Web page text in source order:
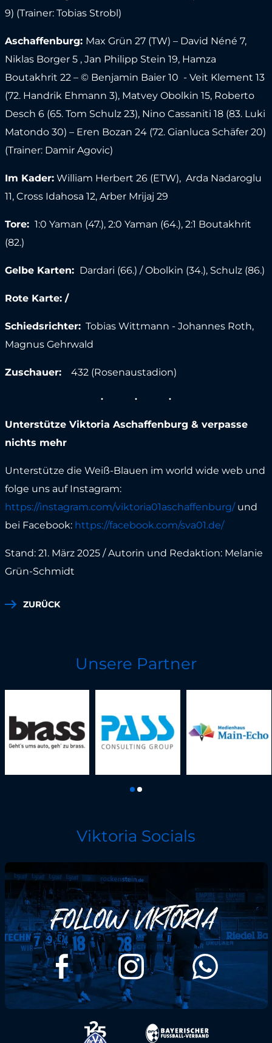
9) (Trainer: Tobias Strobl)
Aschaffenburg: Max Grün 27 (TW) – David Néné 7,
Niklas Borger 5 , Jan Philipp Stein 19, Hamza
Boutakhrit 22 – © Benjamin Baier 10 - Veit Klement 13
(72. Handrik Ehmann 3), Matvey Obolkin 15, Roberto
Desch 6 (65. Tom Schulz 23), Nino Cassaniti 18 (83. Luki
Matondo 30) – Eren Bozan 24 (72. Gianluca Schäfer 20)
(Trainer: Damir Agovic)
Im Kader:William Herbert 26 (ETW), Arda Nadaroglu
11, Cross Idahosa 12, Arber Mrijaj 29
Tore: 1:0 Yaman (47.), 2:0 Yaman (64.), 2:1 Boutakhrit
(82.)
Gelbe Karten: Dardari (66.) / Obolkin (34.), Schulz (86.)
Rote Karte: /
Schiedsrichter:Tobias Wittmann - Johannes Roth,
Magnus Gehrwald
Zuschauer:432 (Rosenaustadion)
Unterstütze Viktoria Aschaffenburg & verpasse
nichts mehr
Unterstütze die Weiß-Blauen im world wide web und
folge uns auf Instagram:
https://instagram.com/viktoria01aschaffenburg/und
bei Facebook: https://facebook.com/sva01.de/
Stand: 21. März 2025 / Autorin und Redaktion: Melanie
Grün-Schmidt
ZURÜCK
Unsere Partner
Viktoria Socials